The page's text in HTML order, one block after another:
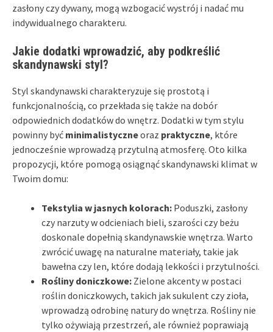
zasłony czy dywany, mogą wzbogacić wystrój i nadać mu
indywidualnego charakteru.
Jakie dodatki wprowadzić, aby podkreślić
skandynawski styl?
Styl skandynawski charakteryzuje się prostotą i
funkcjonalnością, co przekłada się także na dobór
odpowiednich dodatków do wnętrz. Dodatki w tym stylu
powinny być minimalistyczneoraz praktyczne, które
jednocześnie wprowadzą przytulną atmosferę. Oto kilka
propozycji, które pomogą osiągnąć skandynawski klimat w
Twoim domu:
Tekstylia w jasnych kolorach: Poduszki, zasłony
czy narzuty w odcieniach bieli, szarości czy beżu
doskonale dopełnią skandynawskie wnętrza. Warto
zwrócić uwagę na naturalne materiały, takie jak
bawełna czy len, które dodają lekkości i przytulności.
Rośliny doniczkowe: Zielone akcenty w postaci
roślin doniczkowych, takich jak sukulent czy zioła,
wprowadzą odrobinę natury do wnętrza. Rośliny nie
tylko ożywiają przestrzeń, ale również poprawiają